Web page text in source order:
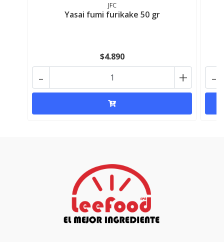
JFC
Yasai fumi furikake 50 gr
$4.890
+
- -